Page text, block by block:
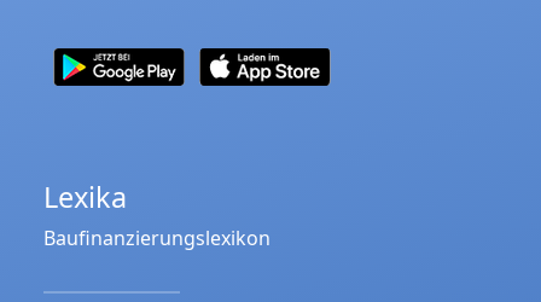
Lexika
Baufinanzierungslexikon